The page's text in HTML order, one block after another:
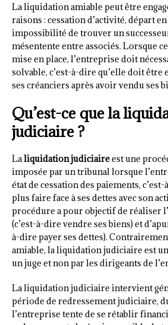
La liquidation amiable peut être
raisons : cessation d’activité, départ
impossibilité de trouver un
mésentente entre associés. Lorsque
mise en place, l’entreprise doit
solvable, c’est-à-dire qu’elle doit être
ses créanciers après avoir vendu ses
Qu’est-ce que la
judiciaire ?
Laliquidation judiciaireest une
imposée par un tribunal lorsque
état de cessation des paiements,
plus faire face à ses dettes avec son
procédure a pour objectif de réaliser
(c’est-à-dire vendre ses biens) et
à-dire payer ses dettes).
amiable, la liquidation judiciaire est
un juge et non par les dirigeants de
La liquidation judiciaire intervient
période de redressement judiciaire,
l’entreprise tente de se rétablir